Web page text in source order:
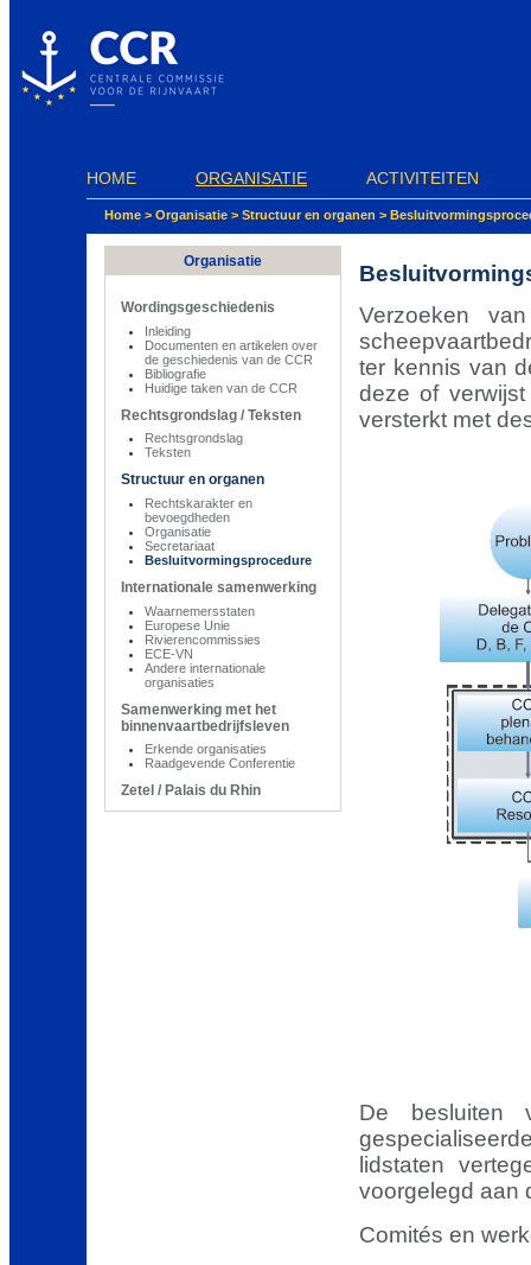
HOME ORGANISATIE ACTIVITEITEN
Home > Organisatie > Structuur en organen >
Organisatie
Wordingsgeschiedenis
Inleiding
Documenten en artikelen over
de geschiedenis van de CCR
Bibliografie
Huidige taken van de CCR
Rechtsgrondslag / Teksten
Rechtsgrondslag
Teksten
Structuur en organen
Rechtskarakter en
bevoegdheden
Organisatie
Secretariaat
Besluitvormingsprocedure
Internationale samenwerking
Waarnemersstaten
Europese Unie
Rivierencommissies
ECE-VN
Andere internationale
organisaties
Samenwerking met het
binnenvaartbedrijfsleven
Erkende organisaties
Raadgevende Conferentie
Zetel / Palais du Rhin
Verzoeken
ter kennis van
deze of
versterkt met
De besluiten
lidstaten
voorgelegd aan
Comités en